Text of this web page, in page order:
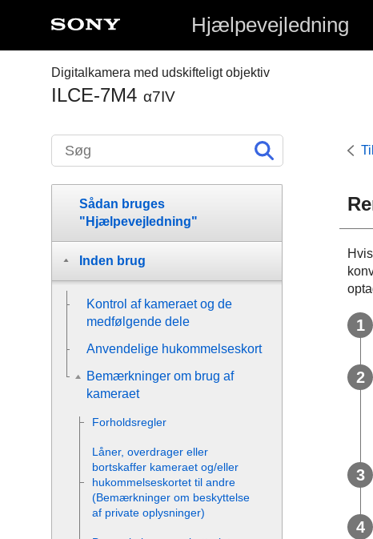
Hjælpevejledning
Digitalkamera med udskifteligt objektiv
ILCE-7M4 α7IV
Sådan bruges
"Hjælpevejledning"
Inden brug
Kontrol af kameraet og de
medfølgende dele
Anvendelige hukommelseskort
Bemærkninger om brug af
kameraet
Forholdsregler
Låner, overdrager eller
bortskaffer kameraet og/eller
hukommelseskortet til andre
(Bemærkninger om beskyttelse
af private oplysninger)